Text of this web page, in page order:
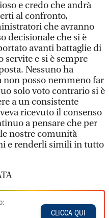
e credo che andrà
al confronto,
che avranno
decisionale che si è
avanti battaglie di
servite e si è sempre
Nessuno ha
posso nemmeno far
solo voto contrario si è
a un consistente
ricevuto il consenso
a pensare che per
nostre comunità
e renderli simili in tutto
CLICCA QUI